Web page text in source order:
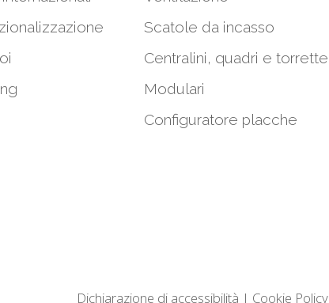
Scatole da incasso
Centralini, quadri e torrette
Modulari
Configuratore placche
Dichiarazione di accessibilità | Cookie Policy